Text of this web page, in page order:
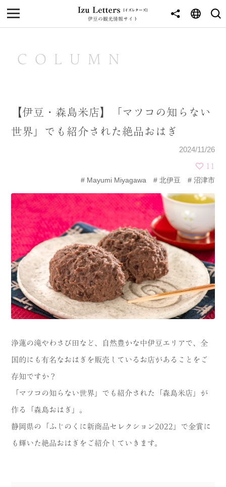
伊豆の観光情報サイト
MENU
NEWS
東伊豆
中伊豆
CATEGORY
海 岬
温泉 花
池・滝・川 山・公園・棚田
動物と触れ合える場所 カフェ・スイーツ
神社仏閣
人 洞窟・島
ABOUT
COLUMN
【伊豆・森島米店】「マツコの知らない
世界」でも紹介された絶品おはぎ
2024/11/26
11
Mayumi Miyagawa
北伊豆 沼津市
浄蓮の滝やわさび田など、自然豊かな中伊豆エリアで、全
国的にも有名なおはぎを販売しているお店があることをご
存知ですか？
「マツコの知らない世界」でも紹介された「森島米店」が
作る「森島おはぎ」。
静岡県の「ふじのくに新商品セレクション2022」で金賞に
も輝いた絶品おはぎをご紹介していきます。